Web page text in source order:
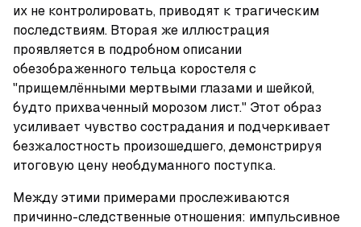
их не контролировать, приводят к трагическим
последствиям. Вторая же иллюстрация
проявляется в подробном описании
обезображенного тельца коростеля с
"прищемлёнными мертвыми глазами и шейкой,
будто прихваченный морозом лист." Этот образ
усиливает чувство сострадания и подчеркивает
безжалостность произошедшего, демонстрируя
итоговую цену необдуманного поступка.
Между этими примерами прослеживаются
причинно-следственные отношения: импульсивное